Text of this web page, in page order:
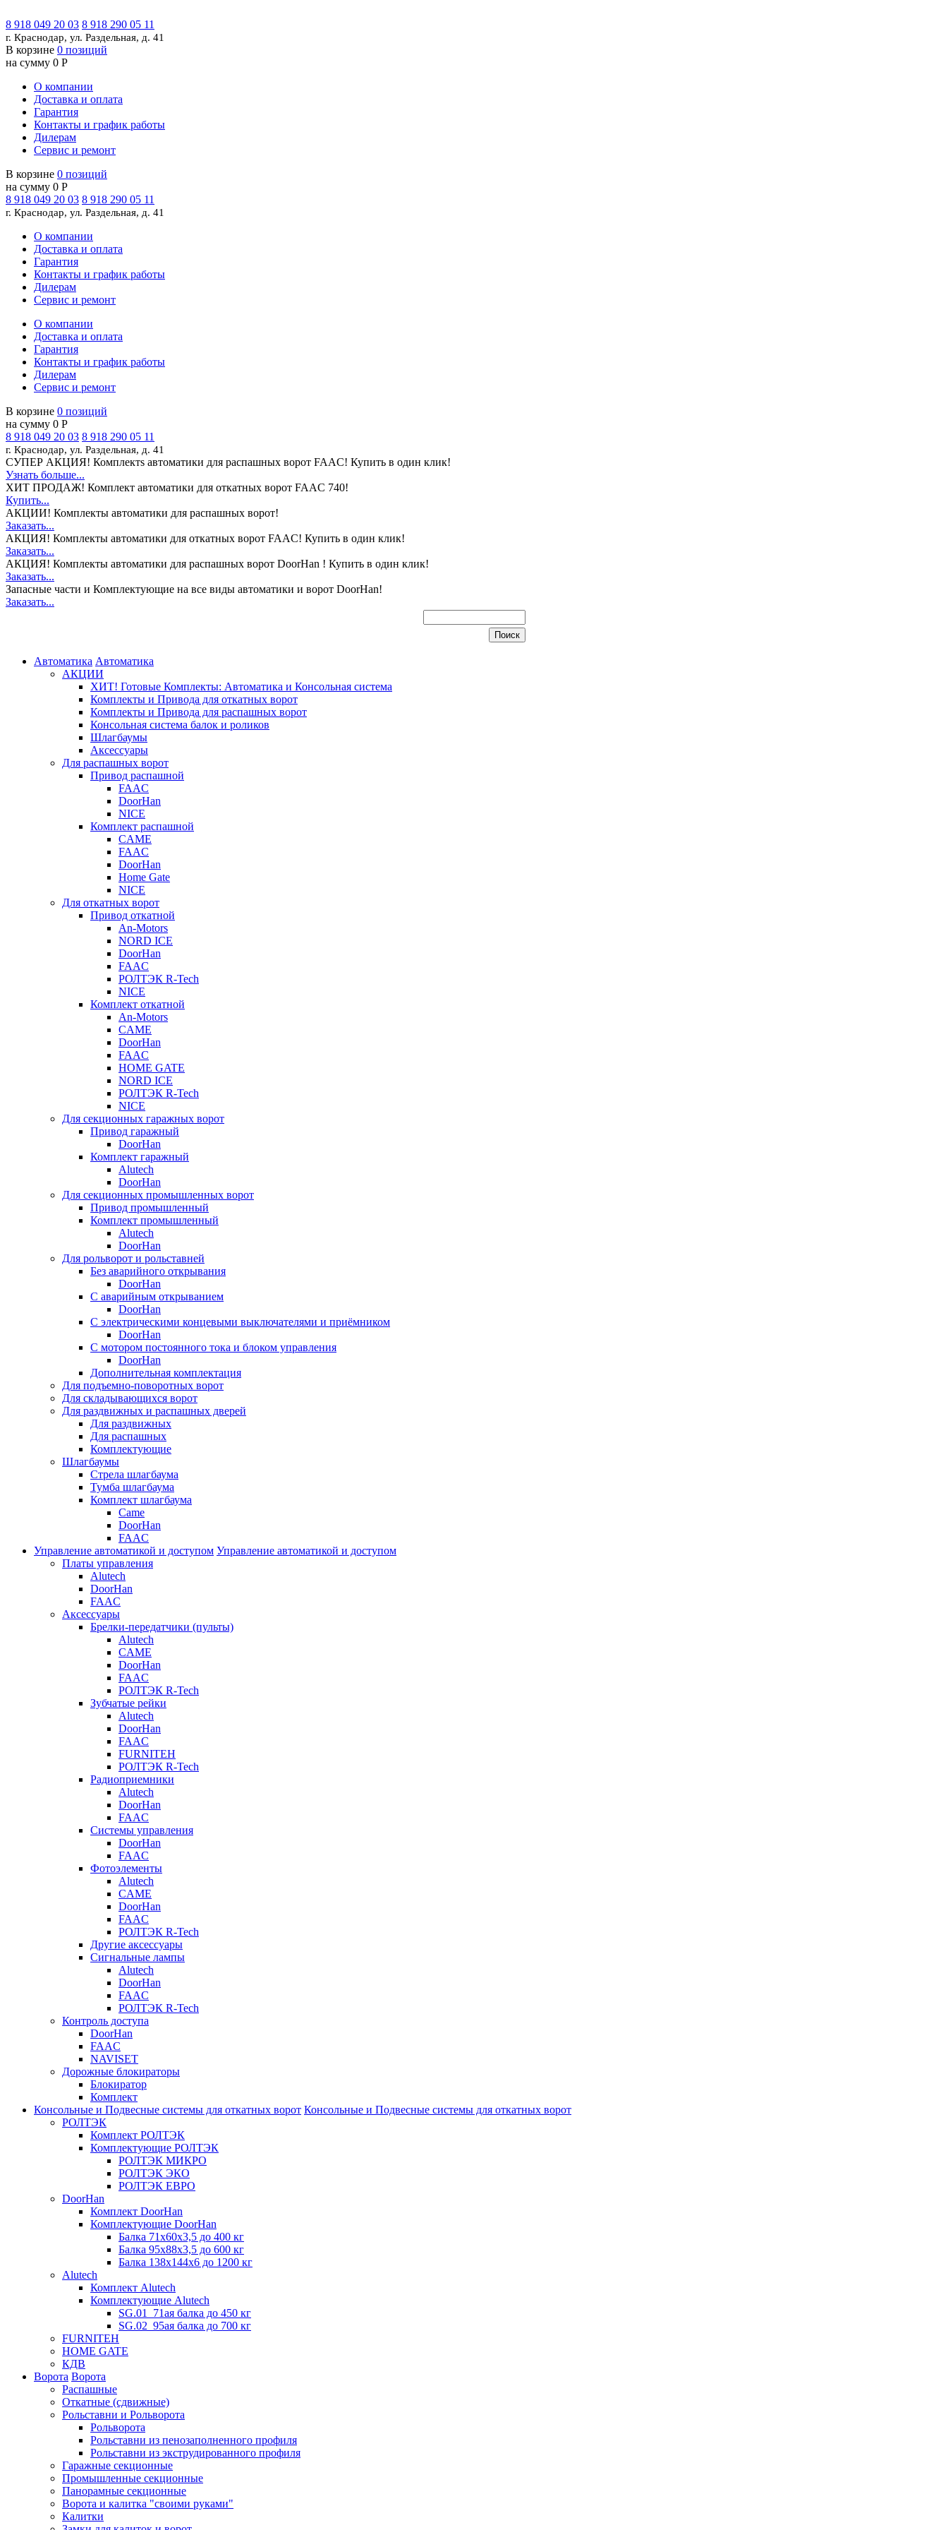
8 918 049 20 03 8 918 290 05 11
г. Краснодар, ул. Раздельная, д. 41
В корзине 0 позиций
на сумму 0 Р
О компании
Доставка и оплата
Гарантия
Контакты и график работы
Дилерам
Сервис и ремонт
В корзине 0 позиций
на сумму 0 Р
8 918 049 20 03 8 918 290 05 11
г. Краснодар, ул. Раздельная, д. 41
О компании
Доставка и оплата
Гарантия
Контакты и график работы
Дилерам
Сервис и ремонт
О компании
Доставка и оплата
Гарантия
Контакты и график работы
Дилерам
Сервис и ремонт
В корзине 0 позиций
на сумму 0 Р
8 918 049 20 03 8 918 290 05 11
г. Краснодар, ул. Раздельная, д. 41
СУПЕР АКЦИЯ! Комплектs автоматики для распашных ворот FAAC! Купить в один клик!
Узнать больше...
ХИТ ПРОДАЖ! Комплект автоматики для откатных ворот FAAC 740!
Купить...
АКЦИИ! Комплекты автоматики для распашных ворот!
Заказать...
АКЦИЯ! Комплекты автоматики для откатных ворот FAAC! Купить в один клик!
Заказать...
АКЦИЯ! Комплекты автоматики для распашных ворот DoorHan ! Купить в один клик!
Заказать...
Запасные части и Комплектующие на все виды автоматики и ворот DoorHan!
Заказать...
Автоматика Автоматика
АКЦИИ
ХИТ! Готовые Комплекты: Автоматика и Консольная система
Комплекты и Привода для откатных ворот
Комплекты и Привода для распашных ворот
Консольная система балок и роликов
Шлагбаумы
Аксессуары
Для распашных ворот
Привод распашной
FAAC
DoorHan
NICE
Комплект распашной
CAME
FAAC
DoorHan
Home Gate
NICE
Для откатных ворот
Привод откатной
An-Motors
NORD ICE
DoorHan
FAAC
РОЛТЭК R-Tech
NICE
Комплект откатной
An-Motors
CAME
DoorHan
FAAC
HOME GATE
NORD ICE
РОЛТЭК R-Tech
NICE
Для секционных гаражных ворот
Привод гаражный
DoorHan
Комплект гаражный
Alutech
DoorHan
Для секционных промышленных ворот
Привод промышленный
Комплект промышленный
Alutech
DoorHan
Для рольворот и рольставней
Без аварийного открывания
DoorHan
С аварийным открыванием
DoorHan
С электрическими концевыми выключателями и приёмником
DoorHan
С мотором постоянного тока и блоком управления
DoorHan
Дополнительная комплектация
Для подъемно-поворотных ворот
Для складывающихся ворот
Для раздвижных и распашных дверей
Для раздвижных
Для распашных
Комплектующие
Шлагбаумы
Стрела шлагбаума
Тумба шлагбаума
Комплект шлагбаума
Came
DoorHan
FAAC
Управление автоматикой и доступом Управление автоматикой и доступом
Платы управления
Alutech
DoorHan
FAAC
Аксессуары
Брелки-передатчики (пульты)
Alutech
CAME
DoorHan
FAAC
РОЛТЭК R-Tech
Зубчатые рейки
Alutech
DoorHan
FAAC
FURNITEH
РОЛТЭК R-Tech
Радиоприемники
Alutech
DoorHan
FAAC
Системы управления
DoorHan
FAAC
Фотоэлементы
Alutech
CAME
DoorHan
FAAC
РОЛТЭК R-Tech
Другие аксессуары
Сигнальные лампы
Alutech
DoorHan
FAAC
РОЛТЭК R-Tech
Контроль доступа
DoorHan
FAAC
NAVISET
Дорожные блокираторы
Блокиратор
Комплект
Консольные и Подвесные системы для откатных ворот Консольные и Подвесные системы для откатных ворот
РОЛТЭК
Комплект РОЛТЭК
Комплектующие РОЛТЭК
РОЛТЭК МИКРО
РОЛТЭК ЭКО
РОЛТЭК ЕВРО
DoorHan
Комплект DoorHan
Комплектующие DoorHan
Балка 71х60х3,5 до 400 кг
Балка 95х88х3,5 до 600 кг
Балка 138х144х6 до 1200 кг
Alutech
Комплект Alutech
Комплектующие Alutech
SG.01_71ая балка до 450 кг
SG.02_95ая балка до 700 кг
FURNITEH
HOME GATE
КДВ
Ворота Ворота
Распашные
Откатные (сдвижные)
Рольставни и Рольворота
Рольворота
Рольставни из пенозаполненного профиля
Рольставни из экструдированного профиля
Гаражные секционные
Промышленные секционные
Панорамные секционные
Ворота и калитка "своими руками"
Калитки